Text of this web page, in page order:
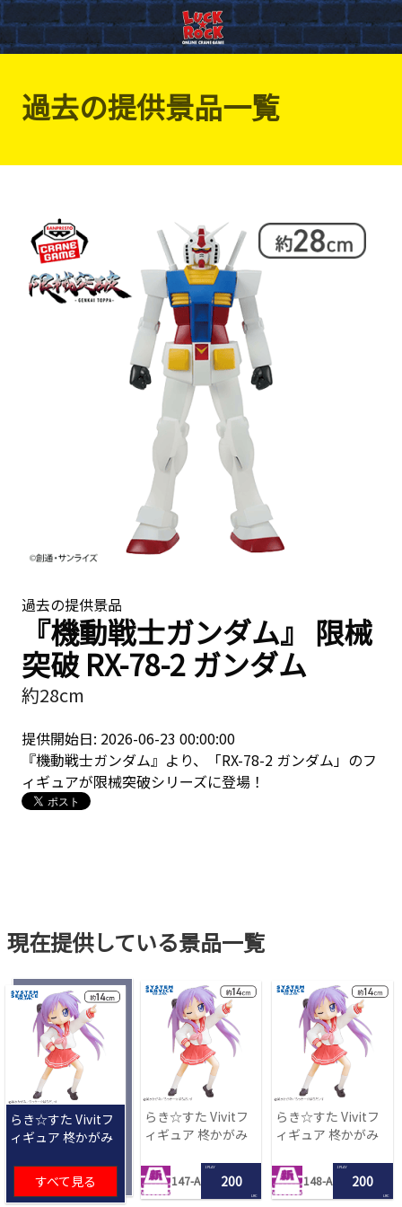
過去の提供景品一覧
過去の提供景品
『機動戦士ガンダム』 限械
突破 RX-78-2 ガンダム
約28cm
提供開始日: 2026-06-23 00:00:00
『機動戦士ガンダム』より、「RX-78-2 ガンダム」のフ
ィギュアが限械突破シリーズに登場！
現在提供している景品一覧
らき☆すた Vivitフ
ィギュア 柊かがみ
すべて見る
らき☆すた Vivitフ
ィギュア 柊かがみ
147-A
1 PLAY
200
LRC
らき☆すた Vivitフ
ィギュア 柊かがみ
148-A
1 PLAY
200
LRC